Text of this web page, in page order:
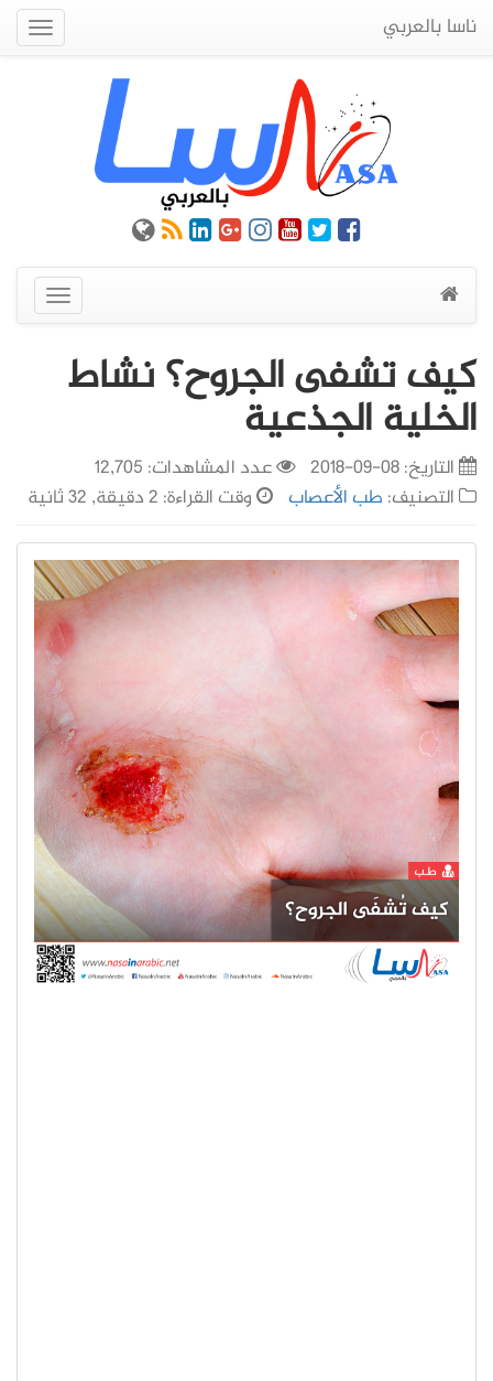
ناسا بالعربي
عرض
القائمة
كيف تشفى الجروح؟ نشاط
الخلية الجذعية
التاريخ:08-09-2018
عدد المشاهدات: 12,705
التصنيف: طب الأعصاب وقت القراءة: 2 دقيقة, 32 ثانية